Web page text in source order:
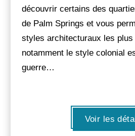
découvrir certains des
de Palm Springs et vous
styles architecturaux les
notamment le style colonial
guerre…
Voir les